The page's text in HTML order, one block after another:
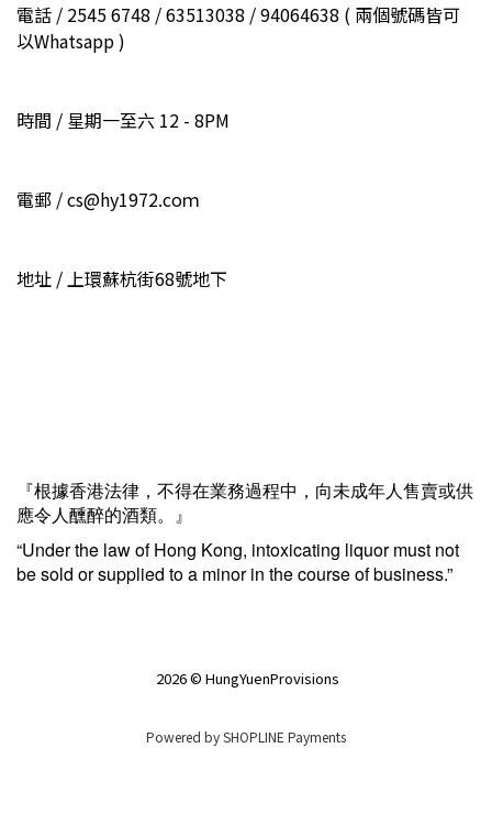
電話 / 2545 6748 / 63513038 / 94064638 ( 兩個號碼皆可
以Whatsapp )
時間 / 星期一至六 12 - 8PM
電郵 / cs@hy1972.coｍ
地址 / 上環蘇杭街68號地下
『根據香港法律，不得在業務過程中，向未成年人售賣或供
應令人醺醉的酒類。』
“Under the law of Hong Kong, intoxicating liquor must not
be sold or supplied to a minor in the course of business.”
2026 © HungYuenProvisions
Powered bySHOPLINE Payments